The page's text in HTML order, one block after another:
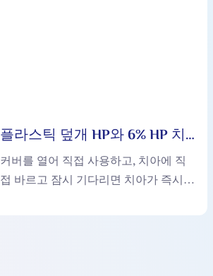
플라스틱 덮개 HP와 6% HP 치
아 미백 겔008
커버를 열어 직접 사용하고, 치아에 직
접 바르고 잠시 기다리면 치아가 즉시